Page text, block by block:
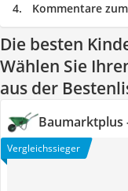
Kommentare
Die besten
Wählen Sie
aus der
Baumarktplus
Vergleichssieger